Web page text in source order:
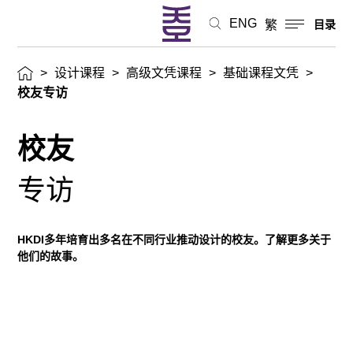
ENG 繁 目录
> 设计课程 > 高级文凭课程 > 基础课程文凭 >
校友专访
校友
专访
HKDI多年培育出多名在不同行业推动设计的校友。了解更多关于
他们的故事。